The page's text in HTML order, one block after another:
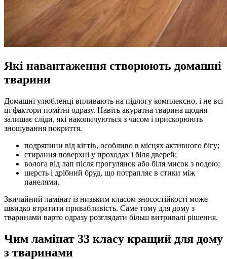
Які навантаження створюють домашні
тварини
Домашні улюбленці впливають на підлогу комплексно, і не всі
ці фактори помітні одразу. Навіть акуратна тварина щодня
залишає сліди, які накопичуються з часом і прискорюють
зношування покриття.
подряпини від кігтів, особливо в місцях активного бігу;
стирання поверхні у проходах і біля дверей;
волога від лап після прогулянок або біля мисок з водою;
шерсть і дрібний бруд, що потрапляє в стики між
панелями.
Звичайний ламінат із низьким класом зносостійкості може
швидко втратити привабливість. Саме тому для дому з
тваринами варто одразу розглядати більш витривалі рішення.
Чим ламінат 33 класу кращий для дому
з тваринами